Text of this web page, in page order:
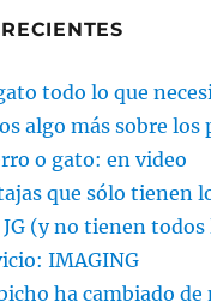
todo lo que
algo más sobre los
o gato: en video
que sólo tienen
(y no tienen
IMAGING
ha cambiado